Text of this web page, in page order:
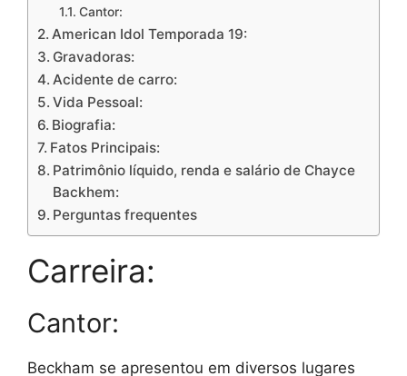
Cantor:
American Idol Temporada 19:
Gravadoras:
Acidente de carro:
Vida Pessoal:
Biografia:
Fatos Principais:
Patrimônio líquido, renda e salário de Chayce
Backhem:
Perguntas frequentes
Carreira:
Cantor:
Beckham se apresentou em diversos lugares